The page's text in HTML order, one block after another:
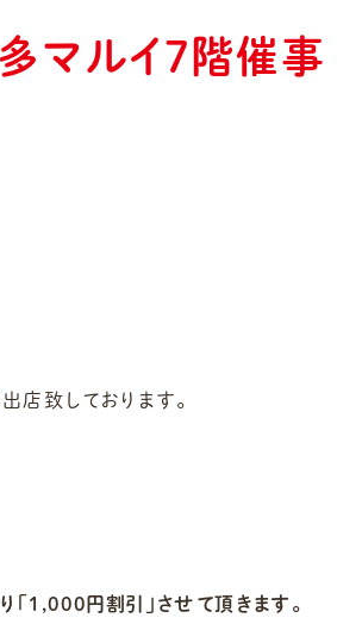
マルイ7階催事
店致しております。
1,000円割引」させて頂きます。